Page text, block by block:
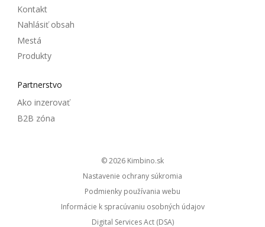
Kontakt
Nahlásiť obsah
Mestá
Produkty
Partnerstvo
Ako inzerovať
B2B zóna
© 2026
kimbino.sk
Nastavenie ochrany súkromia
Podmienky používania webu
Informácie k spracúvaniu osobných údajov
Digital Services Act (DSA)